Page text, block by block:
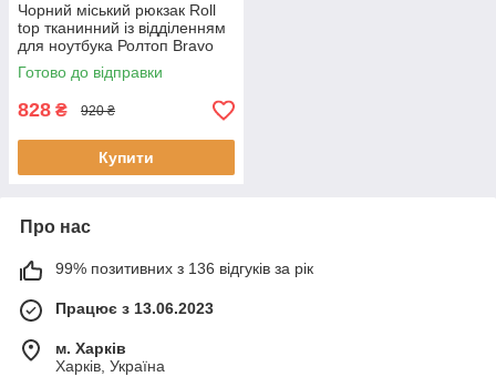
Чорний міський рюкзак Roll
top тканинний із відділенням
для ноутбука Ролтоп Bravo
на 14 -19 литров
Готово до відправки
828 ₴ 920 ₴
Купити
Про нас
99% позитивних з 136 відгуків за рік
Працює з 13.06.2023
м. Харків
Харків, Україна